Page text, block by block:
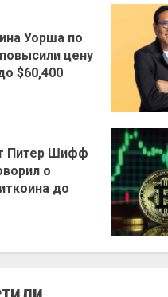
Уорша по
цену
$60,400
Питер Шифф
о
до